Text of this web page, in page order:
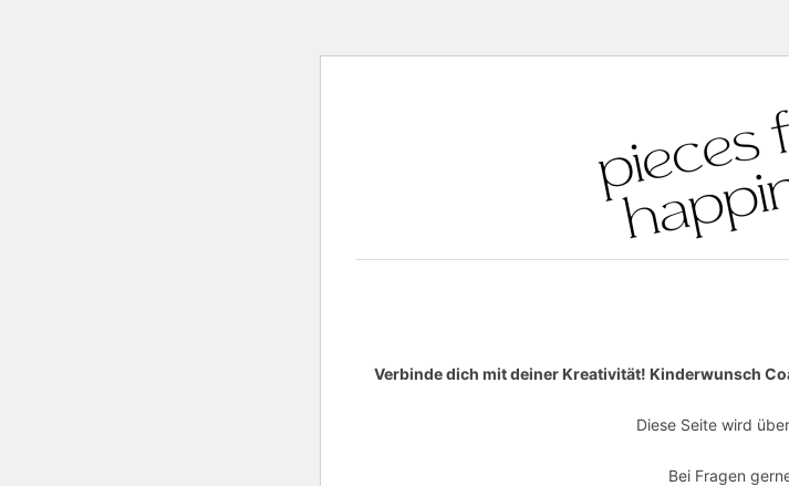
Verbinde dich mit deiner Kreativität! Kinderwunsch
Diese Seite wird
Bei Fragen